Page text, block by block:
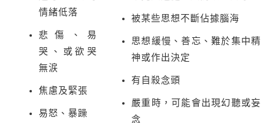
情緒低落
悲傷、易
哭、或欲哭
無涙
焦慮及緊張
易怒、暴躁
被某些思想不斷佔據腦海
思想緩慢、善忘、難於集中精
神或作出決定
有自殺念頭
嚴重時，可能會出現幻聽或妄
念